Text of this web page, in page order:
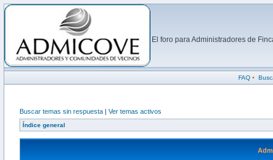
El foro para Administradores de
FAQ•
Buscar temas sin respuesta | Ver temas activos
Índice general